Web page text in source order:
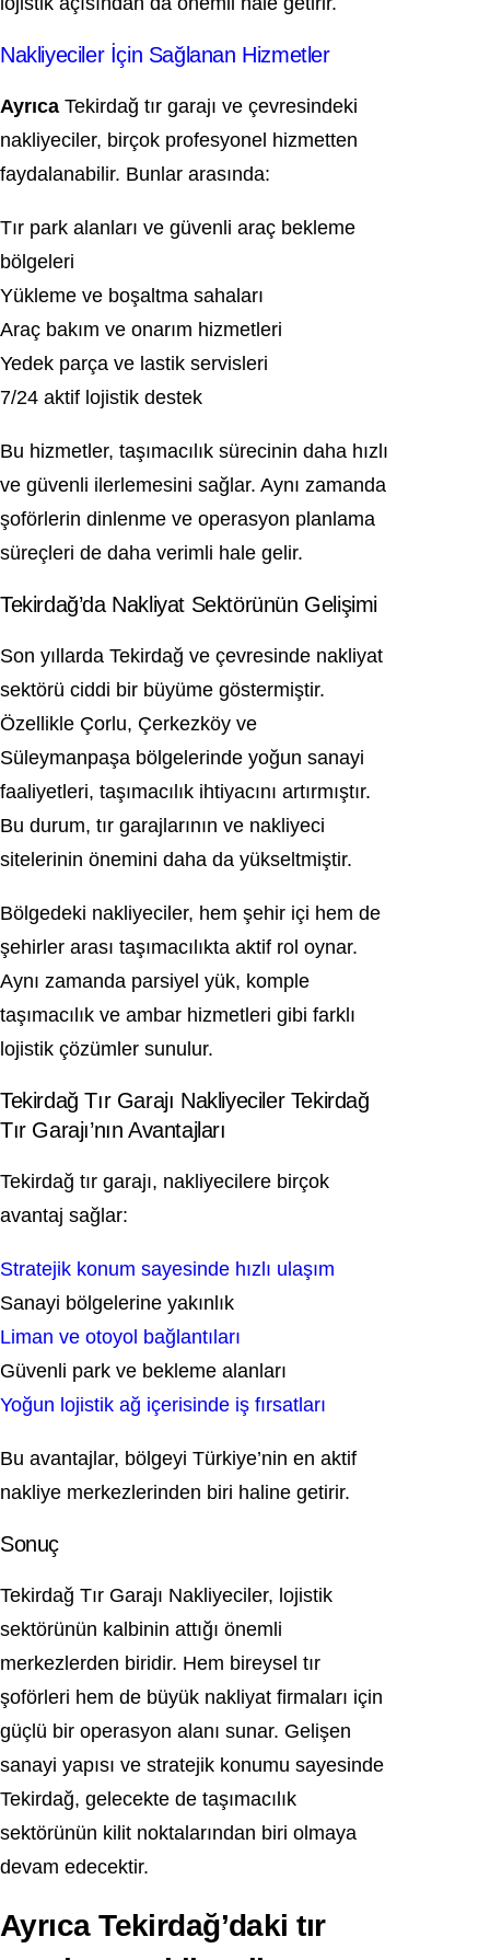
Nakliyeciler İçin Sağlanan Hizmetler
Ayrıca Tekirdağ tır garajı ve çevresindeki
nakliyeciler, birçok profesyonel hizmetten
faydalanabilir. Bunlar arasında:
Tır park alanları ve güvenli araç bekleme
bölgeleri
Yükleme ve boşaltma sahaları
Araç bakım ve onarım hizmetleri
Yedek parça ve lastik servisleri
7/24 aktif lojistik destek
Bu hizmetler, taşımacılık sürecinin daha hızlı
ve güvenli ilerlemesini sağlar. Aynı zamanda
şoförlerin dinlenme ve operasyon planlama
süreçleri de daha verimli hale gelir.
Tekirdağ’da Nakliyat Sektörünün Gelişimi
Son yıllarda Tekirdağ ve çevresinde nakliyat
sektörü ciddi bir büyüme göstermiştir.
Özellikle Çorlu, Çerkezköy ve
Süleymanpaşa bölgelerinde yoğun sanayi
faaliyetleri, taşımacılık ihtiyacını artırmıştır.
Bu durum, tır garajlarının ve nakliyeci
sitelerinin önemini daha da yükseltmiştir.
Bölgedeki nakliyeciler, hem şehir içi hem de
şehirler arası taşımacılıkta aktif rol oynar.
Aynı zamanda parsiyel yük, komple
taşımacılık ve ambar hizmetleri gibi farklı
lojistik çözümler sunulur.
Tekirdağ Tır Garajı Nakliyeciler Tekirdağ
Tır Garajı’nın Avantajları
Tekirdağ tır garajı, nakliyecilere birçok
avantaj sağlar:
Stratejik konum sayesinde hızlı ulaşım
Sanayi bölgelerine yakınlık
Liman ve otoyol bağlantıları
Güvenli park ve bekleme alanları
Yoğun lojistik ağ içerisinde iş fırsatları
Bu avantajlar, bölgeyi Türkiye’nin en aktif
nakliye merkezlerinden biri haline getirir.
Sonuç
Tekirdağ Tır Garajı Nakliyeciler, lojistik
sektörünün kalbinin attığı önemli
merkezlerden biridir. Hem bireysel tır
şoförleri hem de büyük nakliyat firmaları için
güçlü bir operasyon alanı sunar. Gelişen
sanayi yapısı ve stratejik konumu sayesinde
Tekirdağ, gelecekte de taşımacılık
sektörünün kilit noktalarından biri olmaya
devam edecektir.
Ayrıca Tekirdağ’daki tır